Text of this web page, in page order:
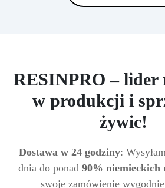
RESINPRO – lider
w produkcji i
żywic!
Dostawa w 24 godziny:
dnia do ponad 90% niemieckich
swoje zamówienie